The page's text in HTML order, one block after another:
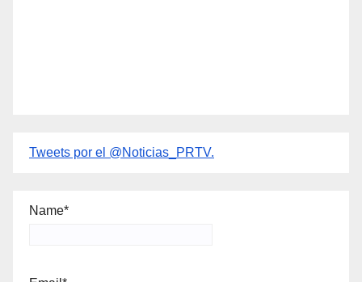
Tweets por el @Noticias_PRTV.
Name*